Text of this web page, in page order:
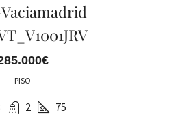
PISO
2 75